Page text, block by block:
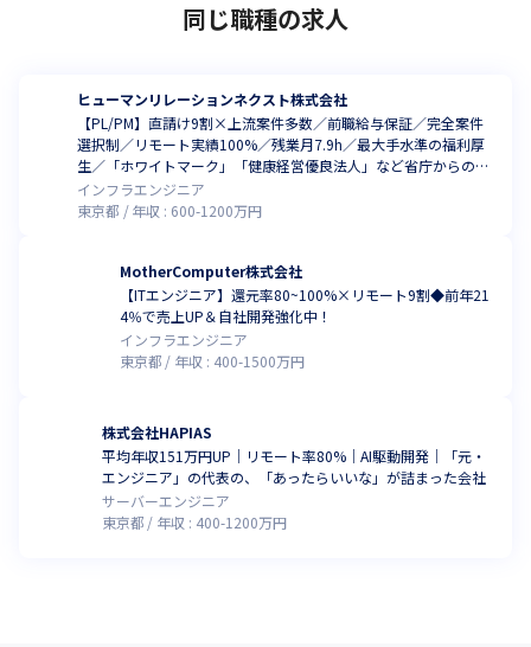
ンフラ基盤の企画・提案・構築・運用経験を経て、PMとして数億
円規模の案件を成功に導いています。
現在は、部門管理者としてチームを牽引し、組織の成長と安定運
用に貢献しています。
明るく朗らかで前向きな上司です。3人の子どもを育てながら、家
事も分担し、仕事と家庭をバランスよく両立。休日は全国の温泉
しています。仕事以外でも勉強会や交流にも積極的です。
【入社後の研修体制】
・成長を支援する、資格取得手当あり！
－社員の平均勤続年数は19.6年（2023年）、長く働ける環境が
整っています。
－残業時間は全社平均約17時間、部門平均は約26時間です。仕
事のピーク時は残業が増えることがありますが、一時的なものと
なっています。
同じ職種の求人
ヒューマンリレーションネクスト株式会社
【PL/PM】直請け9割×上流案件多数／前職給与保証／完全案件
選択制／リモート実績100%／残業月7.9h／最大手水準の福利厚
生／「ホワイトマーク」「健康経営優良法人」など省庁からの認
定多数
インフラエンジニア
東京都
年収 : 600-1200万円
MotherComputer株式会社
【ITエンジニア】還元率80~100%×リモート9割◆前年21
4％で売上UP＆自社開発強化中！
インフラエンジニア
東京都
年収 : 400-1500万円
株式会社HAPIAS
平均年収151万円UP｜リモート率80%｜AI駆動開発｜「元・
エンジニア」の代表の、「あったらいいな」が詰まった会社
サーバーエンジニア
東京都
年収 : 400-1200万円